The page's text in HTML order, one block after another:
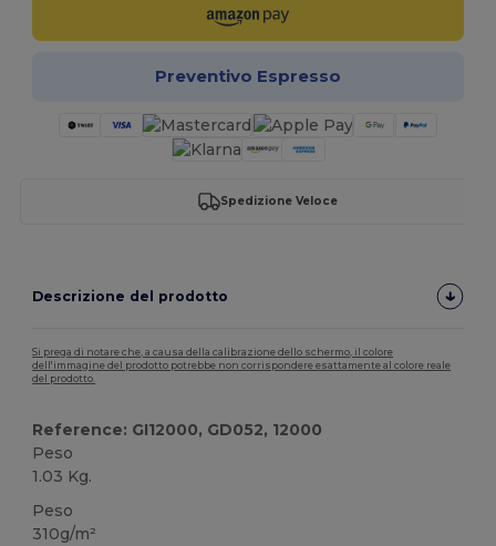
Preventivo Espresso
Spedizione Veloce
Descrizione del prodotto
Si prega di notare che, a causa della calibrazione dello schermo, il colore
dell'immagine del prodotto potrebbe non corrispondere esattamente al colore reale
del prodotto.
Reference: GI12000, GD052, 12000
Peso
1.03 Kg.
Peso
310g/m²